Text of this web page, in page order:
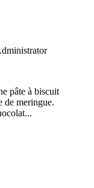
pâte à biscuit
de meringue.